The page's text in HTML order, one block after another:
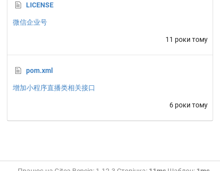
LICENSE
微信企业号
11 роки тому
pom.xml
增加小程序直播类相关接口
6 роки тому